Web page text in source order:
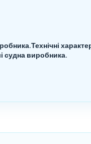
судна виробника.